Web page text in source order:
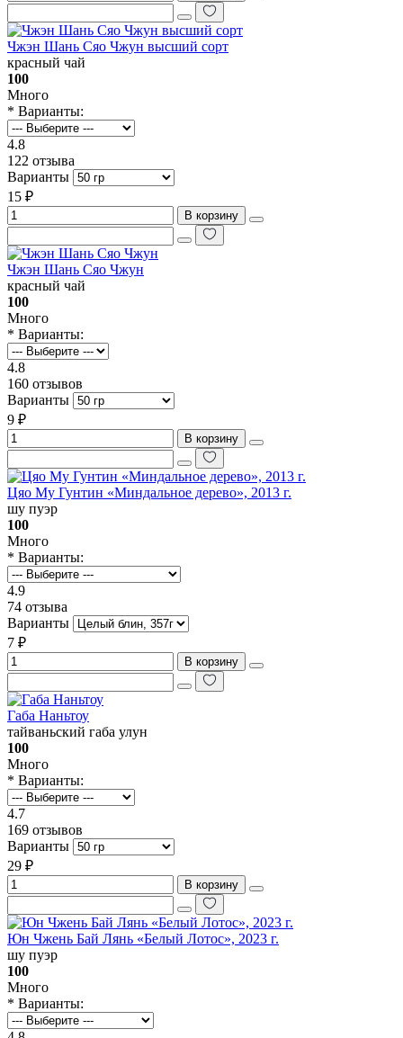
Чжэн Шань Сяо Чжун высший сорт
красный чай
100
Много
* Варианты:
4.8
122 отзыва
Варианты
15 ₽
В корзину
Чжэн Шань Сяо Чжун
красный чай
100
Много
* Варианты:
4.8
160 отзывов
Варианты
9 ₽
В корзину
Цяо Му Гунтин «Миндальное дерево», 2013 г.
шу пуэр
100
Много
* Варианты:
4.9
74 отзыва
Варианты
7 ₽
В корзину
Габа Наньтоу
тайваньский габа улун
100
Много
* Варианты:
4.7
169 отзывов
Варианты
29 ₽
В корзину
Юн Чжень Бай Лянь «Белый Лотос», 2023 г.
шу пуэр
100
Много
* Варианты: